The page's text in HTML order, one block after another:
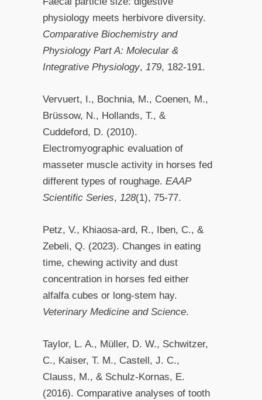
physiology meets herbivore diversity.
Comparative Biochemistry and
Physiology Part A: Molecular &
Integrative Physiology, 179, 182-191.
Vervuert, I., Bochnia, M., Coenen, M.,
Brüssow, N., Hollands, T., &
Cuddeford, D. (2010).
Electromyographic evaluation of
masseter muscle activity in horses fed
different types of roughage. EAAP
Scientific Series, 128(1), 75-77.
Petz, V., Khiaosa‐ard, R., Iben, C., &
Zebeli, Q. (2023). Changes in eating
time, chewing activity and dust
concentration in horses fed either
alfalfa cubes or long‐stem hay.
Veterinary Medicine and Science.
Taylor, L. A., Müller, D. W., Schwitzer,
C., Kaiser, T. M., Castell, J. C.,
Clauss, M., & Schulz‐Kornas, E.
(2016). Comparative analyses of tooth